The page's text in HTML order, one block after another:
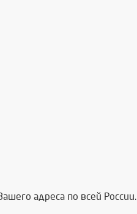
адреса по всей России.